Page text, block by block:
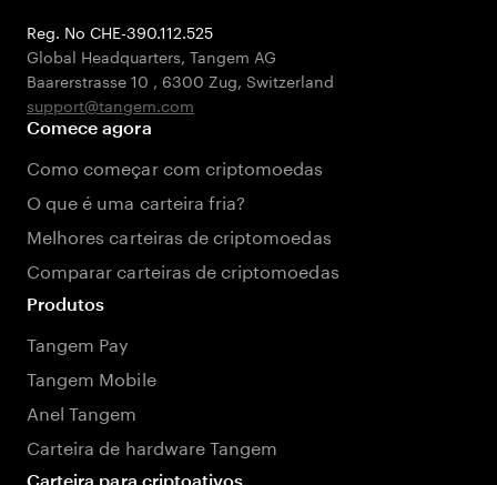
Reg. No CHE-390.112.525
Global Headquarters, Tangem AG
Baarerstrasse 10 , 6300 Zug, Switzerland
support@tangem.com
Comece agora
Como começar com criptomoedas
O que é uma carteira fria?
Melhores carteiras de criptomoedas
Comparar carteiras de criptomoedas
Produtos
Tangem Pay
Tangem Mobile
Anel Tangem
Carteira de hardware Tangem
Carteira para criptoativos